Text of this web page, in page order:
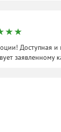
Доступная
заявленному